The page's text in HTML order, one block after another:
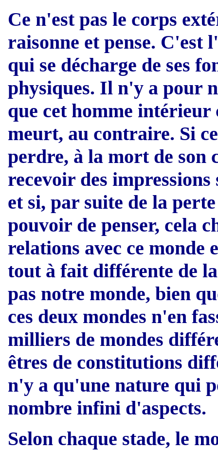
Ce n'est pas le corps
raisonne et pense.
qui se décharge de ses
physiques. Il n'y a pour
que cet homme intérieur
meurt, au contraire. Si
perdre, à la mort de son
recevoir des
et si, par suite de la
pouvoir de penser, cela
relations avec ce monde
tout à fait différente de
pas notre monde, bien
ces deux mondes n'en
milliers de mondes
êtres de constitutions
n'y a qu'une nature qui
nombre infini d'aspects.
Selon chaque stade, le